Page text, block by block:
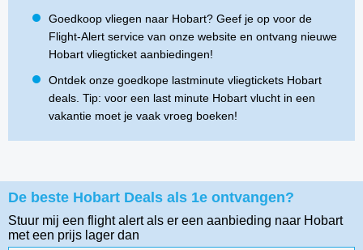
Goedkoop vliegen naar Hobart? Geef je op voor de
Flight-Alert service van onze website en ontvang nieuwe
Hobart vliegticket aanbiedingen!
Ontdek onze goedkope lastminute vliegtickets Hobart
deals. Tip: voor een last minute Hobart vlucht in een
vakantie moet je vaak vroeg boeken!
De beste Hobart Deals als 1e ontvangen?
Stuur mij een flight alert als er een aanbieding naar Hobart
met een prijs lager dan